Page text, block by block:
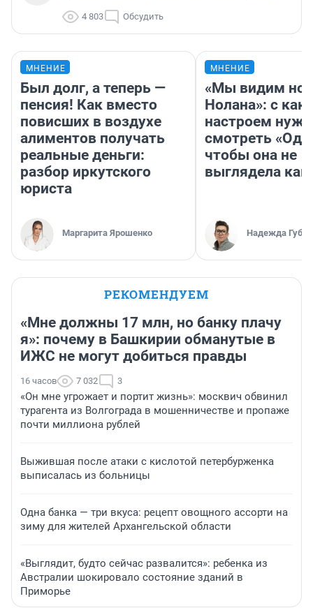
4 803 Обсудить
МНЕНИЕ
Был долг, а теперь —
пенсия! Как вместо
повисших в воздухе
алиментов получать
реальные деньги:
разбор иркутского
юриста
Маргарита Ярошенко
МНЕНИЕ
«Мы видим
Нолана»: с
настроем
смотреть
чтобы она не
выглядела как
Надежда
РЕКОМЕНДУЕМ
«Мне должны 17 млн, но банку плачу
я»: почему в Башкирии обманутые в
ИЖС не могут добиться правды
16 часов 7 032 3
«Он мне угрожает и портит жизнь»: москвич обвинил
турагента из Волгограда в мошенничестве и пропаже
почти миллиона рублей
Выжившая после атаки с кислотой петербурженка
выписалась из больницы
Одна банка — три вкуса: рецепт овощного ассорти на
зиму для жителей Архангельской области
«Выглядит, будто сейчас развалится»: ребенка из
Австралии шокировало состояние зданий в
Приморье